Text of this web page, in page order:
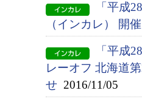
「平成
（インカレ） 開
「平成
レーオフ 北海道
せ 2016/11/05